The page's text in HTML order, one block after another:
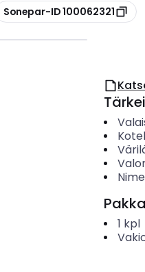
Sonepar-ID 100062321
1 kpl